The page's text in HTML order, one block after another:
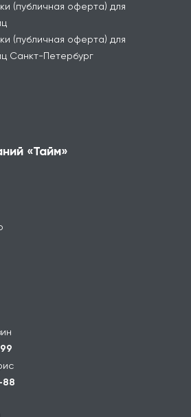
(публичная оферта) для
(публичная оферта) для
Санкт-Петербург
«Тайм»
88